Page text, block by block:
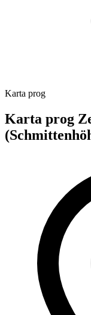
Karta prog
Karta prog